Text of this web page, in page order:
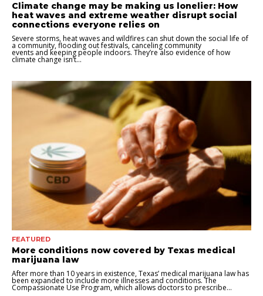
Climate change may be making us lonelier: How
heat waves and extreme weather disrupt social
connections everyone relies on
Severe storms, heat waves and wildfires can shut down the social life of
a community, flooding out festivals, canceling community
events and keeping people indoors. They’re also evidence of how
climate change isn’t...
FEATURED
More conditions now covered by Texas medical
marijuana law
After more than 10 years in existence, Texas’ medical marijuana law has
been expanded to include more illnesses and conditions. The
Compassionate Use Program, which allows doctors to prescribe...